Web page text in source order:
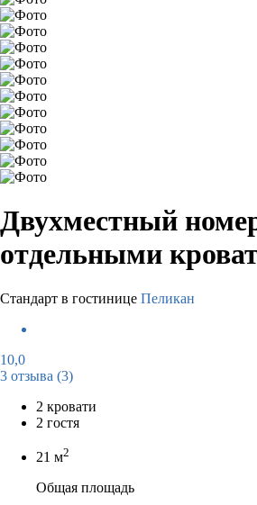
Двухместный
отдельными
Стандарт в гостинице Пеликан
10,0
3 отзыва (3)
2 кровати
2 гостя
21 м2
Общая площадь